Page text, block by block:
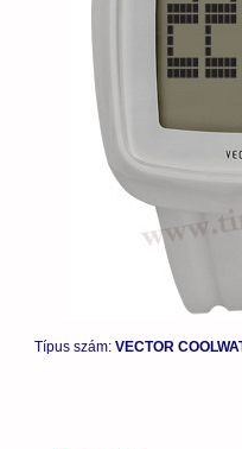
Típus szám: VECTOR